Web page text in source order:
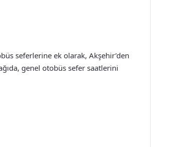
seferlerine ek olarak, Akşehir’den
genel otobüs sefer saatlerini